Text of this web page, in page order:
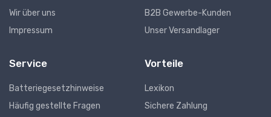
Wir über uns
Impressum
B2B Gewerbe-Kunden
Unser Versandlager
Service
Batteriegesetzhinweise
Häufig gestellte Fragen
Vorteile
Lexikon
Sichere Zahlung